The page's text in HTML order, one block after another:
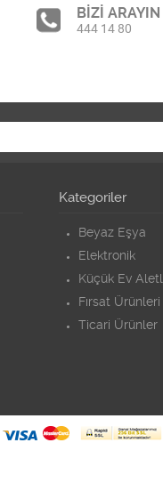
BİZİ ARAYIN
444 14 80
Kategoriler
Beyaz Eşya
Elektronik
Küçük Ev
Fırsat Ürünleri
Ticari Ürünler